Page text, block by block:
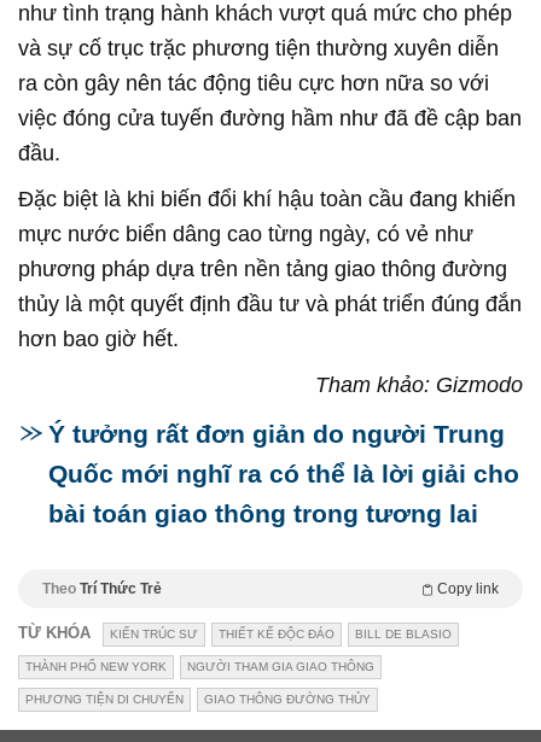
như tình trạng hành khách vượt quá mức cho phép
và sự cố trục trặc phương tiện thường xuyên diễn
ra còn gây nên tác động tiêu cực hơn nữa so với
việc đóng cửa tuyến đường hầm như đã đề cập ban
đầu.
Đặc biệt là khi biến đổi khí hậu toàn cầu đang khiến
mực nước biển dâng cao từng ngày, có vẻ như
phương pháp dựa trên nền tảng giao thông đường
thủy là một quyết định đầu tư và phát triển đúng đắn
hơn bao giờ hết.
Tham khảo: Gizmodo
Ý tưởng rất đơn giản do người Trung
Quốc mới nghĩ ra có thể là lời giải cho
bài toán giao thông trong tương lai
Theo Trí Thức Trẻ Copy link
TỪ KHÓA KIẾN TRÚC SƯ THIẾT KẾ ĐỘC ĐÁO BILL DE BLASIO
THÀNH PHỐ NEW YORK NGƯỜI THAM GIA GIAO THÔNG
PHƯƠNG TIỆN DI CHUYỂN GIAO THÔNG ĐƯỜNG THỦY